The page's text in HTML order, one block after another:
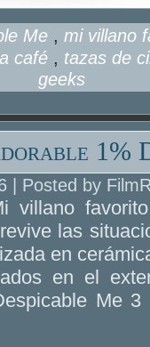
Me , mi villano
café , tazas de
geeks
1%
| Posted by
villano
las
en
en el
Me